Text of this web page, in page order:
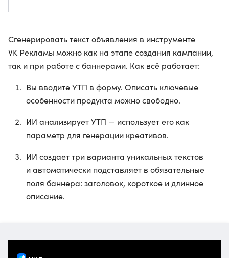
Сгенерировать текст объявления в инструменте
VK Рекламы можно как на этапе создания кампании,
так и при работе с баннерами. Как всё работает:
Вы вводите УТП в форму. Описать ключевые
особенности продукта можно свободно.
ИИ анализирует УТП — использует его как
параметр для генерации креативов.
ИИ создает три варианта уникальных текстов
и автоматически подставляет в обязательные
поля баннера: заголовок, короткое и длинное
описание.